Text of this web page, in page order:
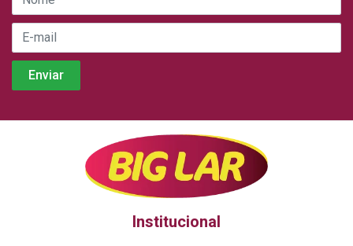
Institucional